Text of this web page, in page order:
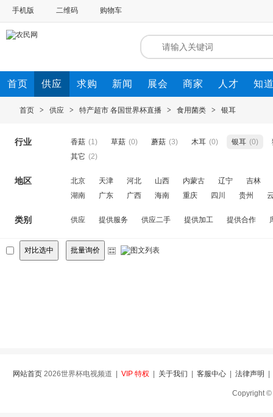
手机版 二维码 购物车
首页 供应 求购 新闻 展会 商家 人才 知
首页 > 供应 > 特产超市 各国世界杯直播 > 食用菌类 > 银耳
行业 香菇 (1) 草菇 (0) 蘑菇 (3) 木耳 (0) 银耳 (0)
其它 (2)
地区 北京 天津 河北 山西 内蒙古 辽宁
吉林
湖南
广东 广西 海南 重庆 四川 贵州
类别 供应 提供服务 供应二手 提供加工 提供合作
网站首页2026世界杯电视频道 | VIP 特权 关于我们 客服中心| 法律声明
Copyright ©